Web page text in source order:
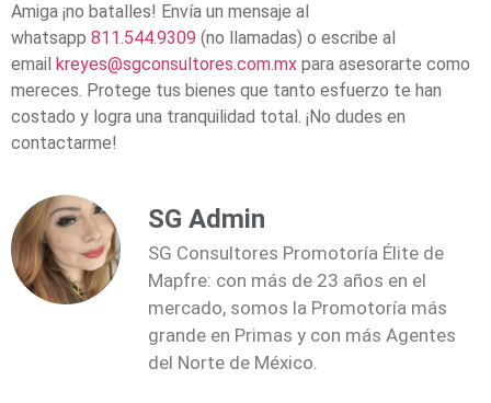
Amiga ¡no batalles! Envía un mensaje al
whatsapp 811.544.9309 (no llamadas) o escribe al
email kreyes@sgconsultores.com.mx para asesorarte como
mereces. Protege tus bienes que tanto esfuerzo te han
costado y logra una tranquilidad total. ¡No dudes en
contactarme!
SG Admin
SG Consultores Promotoría Élite de
Mapfre: con más de 23 años en el
mercado, somos la Promotoría más
grande en Primas y con más Agentes
del Norte de México.